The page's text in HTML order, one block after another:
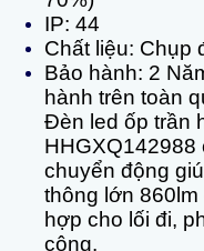
IP: 44
Chất liệu: Chụp
Bảo hành: 2
hành trên toàn
Đèn led ốp trần
HHGXQ142988
chuyển động
thông lớn
hợp cho lối đi,
công.